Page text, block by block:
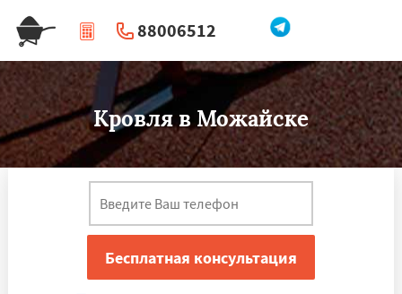
88006512
| Перезвоните мне
Кровля в Можайске